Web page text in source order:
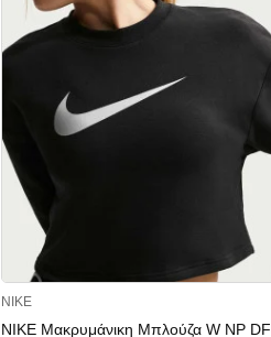
NIKE
NIKE Μακρυμάνικη Μπλούζα W NP DF